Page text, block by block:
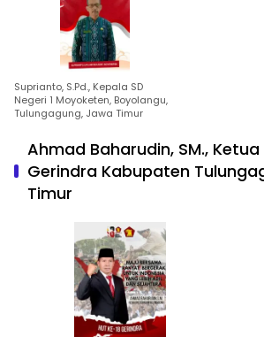
Suprianto, S.Pd., Kepala SD
Negeri 1 Moyoketen, Boyolangu,
Tulungagung, Jawa Timur
Ahmad Baharudin, SM.,
Gerindra Kabupaten
Timur